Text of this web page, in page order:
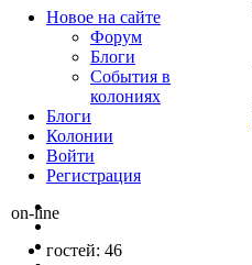
Новое на сайте
Форум
Блоги
События в
колониях
Блоги
Колонии
Войти
Peгиcтpaция
on-line
гостей: 46